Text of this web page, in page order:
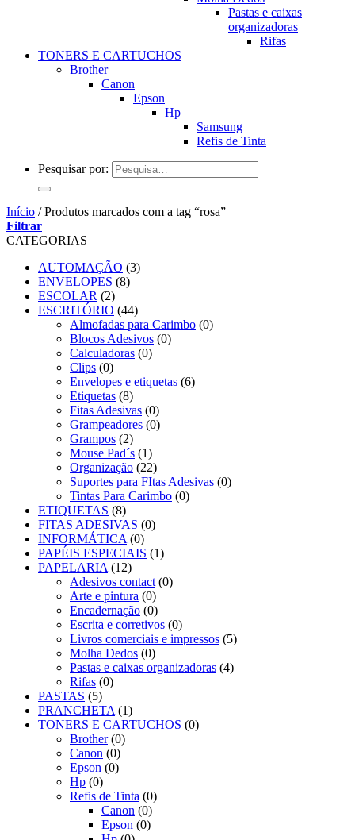
Pastas e caixas
organizadoras
Rifas
TONERS E CARTUCHOS
Brother
Canon
Epson
Hp
Samsung
Refis de Tinta
Pesquisar por:
Início /Produtos marcados com a tag “rosa”
Filtrar
CATEGORIAS
AUTOMAÇÃO (3)
ENVELOPES (8)
ESCOLAR (2)
ESCRITÓRIO (44)
Almofadas para Carimbo (0)
Blocos Adesivos (0)
Calculadoras (0)
Clips (0)
Envelopes e etiquetas (6)
Etiquetas (8)
Fitas Adesivas (0)
Grampeadores (0)
Grampos (2)
Mouse Pad´s (1)
Organização (22)
Suportes para FItas Adesivas (0)
Tintas Para Carimbo (0)
ETIQUETAS (8)
FITAS ADESIVAS (0)
INFORMÁTICA (0)
PAPÉIS ESPECIAIS (1)
PAPELARIA (12)
Adesivos contact (0)
Arte e pintura (0)
Encadernação (0)
Escrita e corretivos (0)
Livros comerciais e impressos (5)
Molha Dedos (0)
Pastas e caixas organizadoras (4)
Rifas (0)
PASTAS (5)
PRANCHETA (1)
TONERS E CARTUCHOS (0)
Brother (0)
Canon (0)
Epson (0)
Hp (0)
Refis de Tinta (0)
Canon (0)
Epson (0)